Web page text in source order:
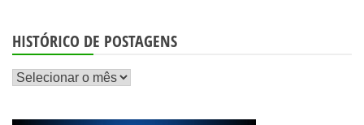
posts
HISTÓRICO DE POSTAGENS
Histórico
postagens